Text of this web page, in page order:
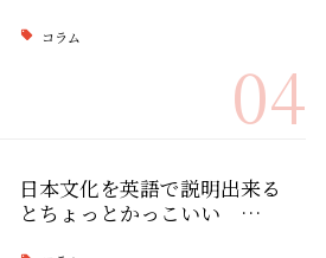
コラム
04
日本文化を英語で説明出来る
とちょっとかっこいい …